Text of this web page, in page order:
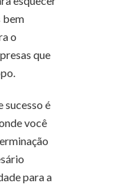
bem
o
que
sucesso é
você
para a